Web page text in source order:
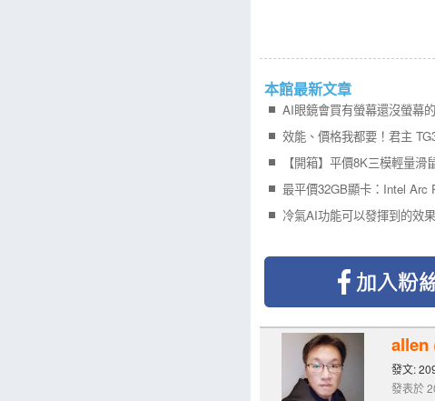
本館最新文章
AI眼鏡會買有螢幕還沒螢幕
冷氣AI功能可以發揮到的效
allen
發文:
發表於